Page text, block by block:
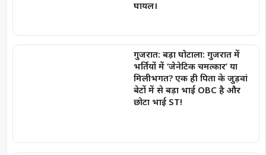
घायल।
गुजरात: बड़ा घोटाला: गुजरात में
भर्तियों में ‘जेनेटिक चमत्कार’ या
मिलीभगत? एक ही पिता के जुड़वां
बेटों में से बड़ा भाई OBC है और
छोटा भाई ST!